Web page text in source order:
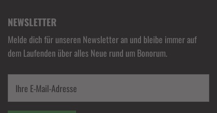
NEWSLETTER
Melde dich für unseren Newsletter an und bleibe immer auf
dem Laufenden über alles Neue rund um Bonorum.